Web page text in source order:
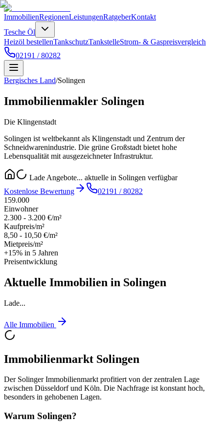
ImmobilienRegionenLeistungenRatgeberKontakt
Tesche Öl
Heizöl bestellenTankschutzTankstelleStrom- & Gaspreisvergleich
02191 / 80282
Bergisches Land/Solingen
Immobilienmakler Solingen
Die Klingenstadt
Solingen ist weltbekannt als Klingenstadt und Zentrum der
Schneidwarenindustrie. Die grüne Großstadt bietet hohe
Lebensqualität mit ausgezeichneter Infrastruktur.
Lade Angebote... aktuelle in Solingen verfügbar
Kostenlose Bewertung
02191 / 80282
159.000
Einwohner
2.300 - 3.200 €/m²
Kaufpreis/m²
8,50 - 10,50 €/m²
Mietpreis/m²
+15% in 5 Jahren
Preisentwicklung
Aktuelle Immobilien in Solingen
Lade...
Alle Immobilien
Immobilienmarkt Solingen
Der Solinger Immobilienmarkt profitiert von der zentralen Lage
zwischen Düsseldorf und Köln. Die Nachfrage ist konstant hoch,
besonders in gehobenen Lagen.
Warum Solingen?